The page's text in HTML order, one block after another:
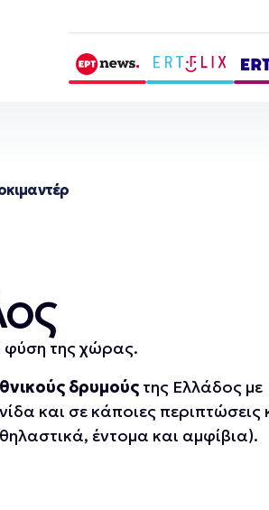
της χώρας.
δρυμούς της Ελλάδος με
και σε κάποιες περιπτώσεις
έντομα και αμφίβια).